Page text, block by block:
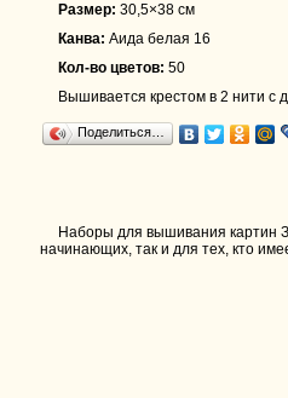
Размер:30,5×38 см
Канва:Аида белая 16
Кол-во цветов:50
Вышивается крестом в 2 нити с
Поделиться…
Наборы для вышивания картин
начинающих, так и для тех, кто